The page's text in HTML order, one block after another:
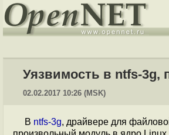
Уязвимость в ntfs-3g,
02.02.2017 10:26 (MSK)
В ntfs-3g, драйвере для